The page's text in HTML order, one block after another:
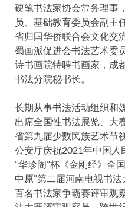
硬笔书法家协会常务理事
员、基础教育委员会副主
省归国华侨联合会文化交
蜀画派促进会书法艺术委
诗书画院特聘书画家，成
书法分院秘书长。
长期从事书法活动组织和
出席全国性书法展览、大
省第九届少数民族艺术节
公安厅庆祝2021年中国人
“华珍阁”杯《金刚经》全
中原”第二届河南电视书
百名书法家争霸赛评审观